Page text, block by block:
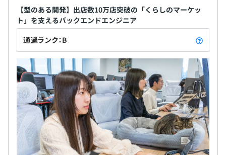
【型のある開発】出店数10万店突破の「くらしのマーケッ
ト」を支えるバックエンドエンジニア
通過ランク：B